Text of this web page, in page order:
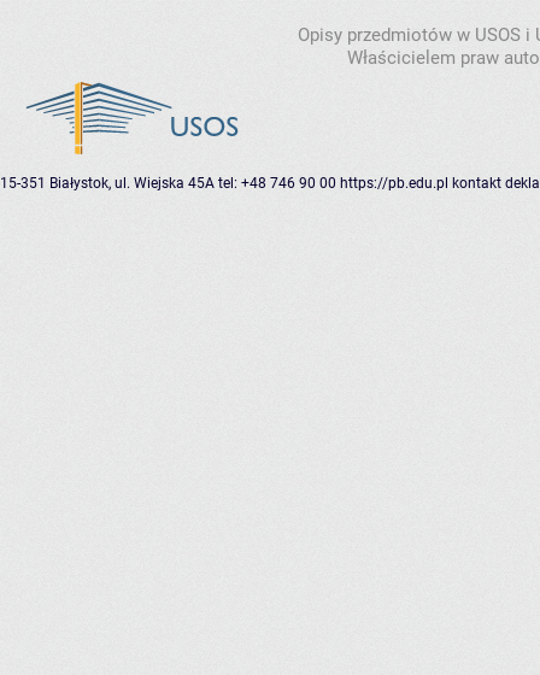
Opisy przedmiotów w USOS
Właścicielem praw
15-351 Białystok, ul. Wiejska 45A tel: +48 746 90 00 https://pb.edu.pl kontakt